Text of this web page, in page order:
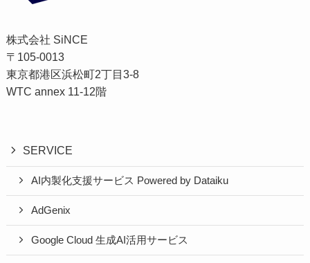
株式会社 SiNCE
〒105-0013
東京都港区浜松町2丁目3-8
WTC annex 11-12階
SERVICE
AI内製化支援サービス Powered by Dataiku
AdGenix
Google Cloud 生成AI活用サービス